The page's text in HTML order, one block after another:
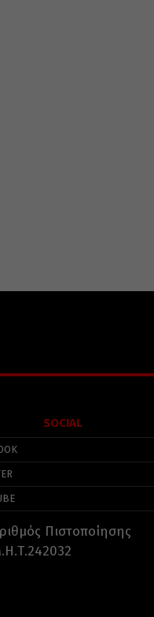
SOCIAL
Πιστοποίησης